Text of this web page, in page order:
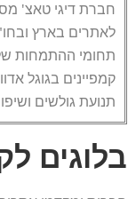
חברת דיגי טאצ'
לאתרים בארץ
תחומי ההתמחות
קמפיינים בגוגל
תנועת גולשים
בלוגים